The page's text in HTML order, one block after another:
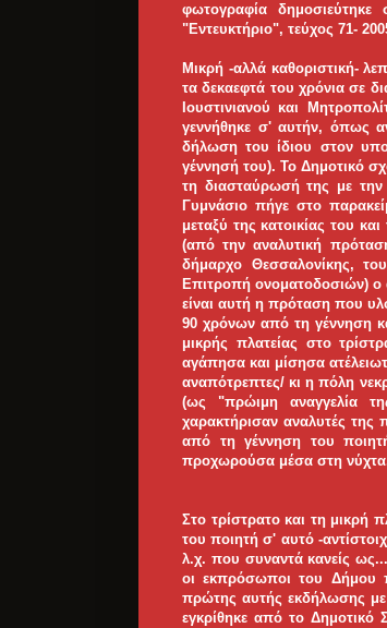
φωτογραφία
"Εντευκτήριο", τεύχος 71-
Μικρή -αλλά καθοριστική-
τα δεκαεφτά του χρόνια σε
Ιουστινιανού και
γεννήθηκε σ' αυτήν, όπως
δήλωση του ίδιου στον
γέννησή του). Το Δημοτικό
τη διασταύρωσή της με την
Γυμνάσιο πήγε στο
μεταξύ της κατοικίας του
(από την αναλυτική
δήμαρχο Θεσσαλονίκης,
Επιτροπή ονοματοδοσιών) ο
είναι αυτή η πρόταση που
90 χρόνων από τη γέννηση
μικρής πλατείας στο
αγάπησα και μίσησα
αναπότρεπτες/ κι η πόλη
(ως "πρώιμη αναγγελία
χαρακτήρισαν αναλυτές της
από τη γέννηση του
προχωρούσα μέσα στη νύχτα.
Στο τρίστρατο και τη μικρή
του ποιητή σ' αυτό -
λ.χ. που συναντά κανείς
οι εκπρόσωποι του Δήμου
πρώτης αυτής εκδήλωσης
εγκρίθηκε από το